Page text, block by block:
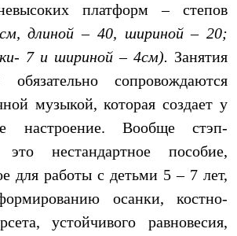
платформ – степов
длиной – 40, шириной – 20;
7 и шириной – 4см). Занятия
обязательно сопровождаются
музыкой, которая создает у
настроение. Вообще стэп-
нестандартное пособие,
для работы с детьми 5 – 7 лет,
осанки, костно-
устойчивого равновесия,